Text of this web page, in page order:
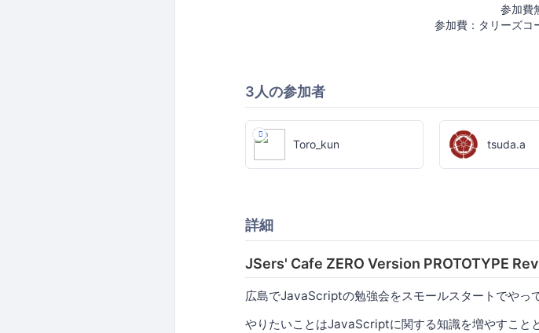
参加費
参加費：タリーズコ
3人の参加者
Toro_kun tsuda.a
詳細
JSers' Cafe ZERO Version PROTOTYPE
広島でJavaScriptの勉強会をスモールスタートでやっ
やりたいことはJavaScriptに関する知識を増やすこ